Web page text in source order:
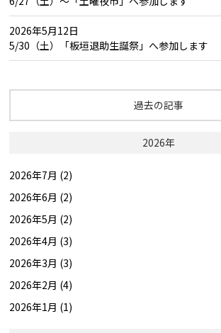
2026年5月12日
5/30（土）「板垣退助生誕祭」へ参加します
過去の記事
2026年
2026年7月 (2)
2026年6月 (2)
2026年5月 (2)
2026年4月 (3)
2026年3月 (3)
2026年2月 (4)
2026年1月 (1)